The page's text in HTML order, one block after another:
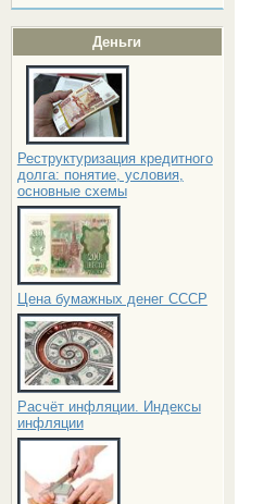
Деньги
Реструктуризация кредитного
долга: понятие, условия,
основные схемы
Цена бумажных денег СССР
Расчёт инфляции. Индексы
инфляции